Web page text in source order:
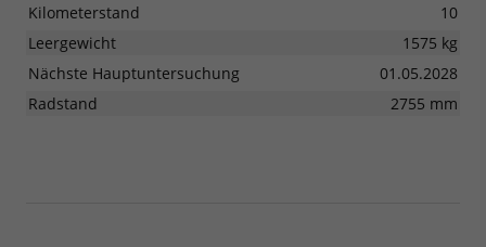
Kilometerstand
10
Leergewicht
1575 kg
Nächste Hauptuntersuchung
01.05.2028
Radstand
2755 mm